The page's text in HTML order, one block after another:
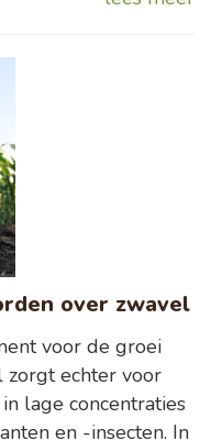
over zwavel
voor de groei
zorgt echter voor
lage concentraties
en -insecten. In